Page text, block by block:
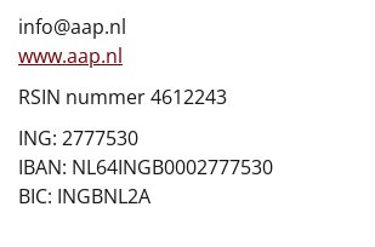
Artikel
Hitster NIEUW
Pizzarette
Tas
info@aap.nl
www.aap.nl
RSIN nummer 4612243
ING: 2777530
IBAN: NL64INGB0002777530
BIC: INGBNL2A